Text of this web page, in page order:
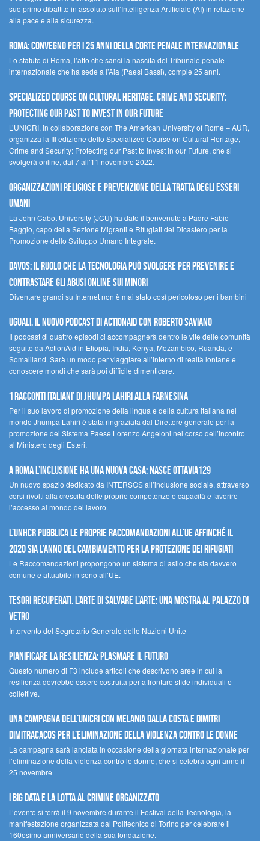
suo primo dibattito in assoluto sull’Intelligenza Artificiale (AI) in relazione
alla pace e alla sicurezza.
Roma: convegno per i 25 anni della Corte penale internazionale
Lo statuto di Roma, l’atto che sancì la nascita del Tribunale penale
internazionale che ha sede a l’Aia (Paesi Bassi), compie 25 anni.
Specialized Course on Cultural Heritage, Crime and Security:
Protecting our Past to Invest in our Future
L’UNICRI, in collaborazione con The American University of Rome – AUR,
organizza la III edizione dello Specialized Course on Cultural Heritage,
Crime and Security: Protecting our Past to Invest in our Future, che si
svolgerà online, dal 7 all’11 novembre 2022.
Organizzazioni religiose e prevenzione della tratta degli esseri
umani
La John Cabot University (JCU) ha dato il benvenuto a Padre Fabio
Baggio, capo della Sezione Migranti e Rifugiati del Dicastero per la
Promozione dello Sviluppo Umano Integrale.
Davos: il ruolo che la tecnologia può svolgere per prevenire e
contrastare gli abusi online sui minori
Diventare grandi su Internet non è mai stato così pericoloso per i bambini
UGUALI, il nuovo podcast di ACTIONAID con Roberto Saviano
Il podcast di quattro episodi ci accompagnerà dentro le vite delle comunità
seguite da ActionAid in Etiopia, India, Kenya, Mozambico, Ruanda, e
Somaliland. Sarà un modo per viaggiare all’interno di realtà lontane e
conoscere mondi che sarà poi difficile dimenticare.
‘I racconti italiani’ di Jhumpa Lahiri alla Farnesina
Per il suo lavoro di promozione della lingua e della cultura italiana nel
mondo Jhumpa Lahiri è stata ringraziata dal Direttore generale per la
promozione del Sistema Paese Lorenzo Angeloni nel corso dell’incontro
al Ministero degli Esteri.
A Roma l’inclusione ha una nuova casa: nasce Ottavia129
Un nuovo spazio dedicato da INTERSOS all’inclusione sociale, attraverso
corsi rivolti alla crescita delle proprie competenze e capacità e favorire
l’accesso al mondo del lavoro.
L’UNHCR pubblica le proprie raccomandazioni all’UE affinché il
2020 sia l’anno del cambiamento per la protezione dei rifugiati
Le Raccomandazioni propongono un sistema di asilo che sia davvero
comune e attuabile in seno all’UE.
Tesori recuperati, l’arte di salvare l’arte: una mostra al Palazzo di
Vetro
Intervento del Segretario Generale delle Nazioni Unite
Pianificare la resilienza: plasmare il futuro
Questo numero di F3 include articoli che descrivono aree in cui la
resilienza dovrebbe essere costruita per affrontare sfide individuali e
collettive.
Una campagna dell’UNICRI con Melania Dalla Costa e Dimitri
Dimitracacos per l’eliminazione della violenza contro le donne
La campagna sarà lanciata in occasione della giornata internazionale per
l’eliminazione della violenza contro le donne, che si celebra ogni anno il
25 novembre
I Big Data e la lotta al crimine organizzato
L’evento si terrà il 9 novembre durante il Festival della Tecnologia, la
manifestazione organizzata dal Politecnico di Torino per celebrare il
160esimo anniversario della sua fondazione.